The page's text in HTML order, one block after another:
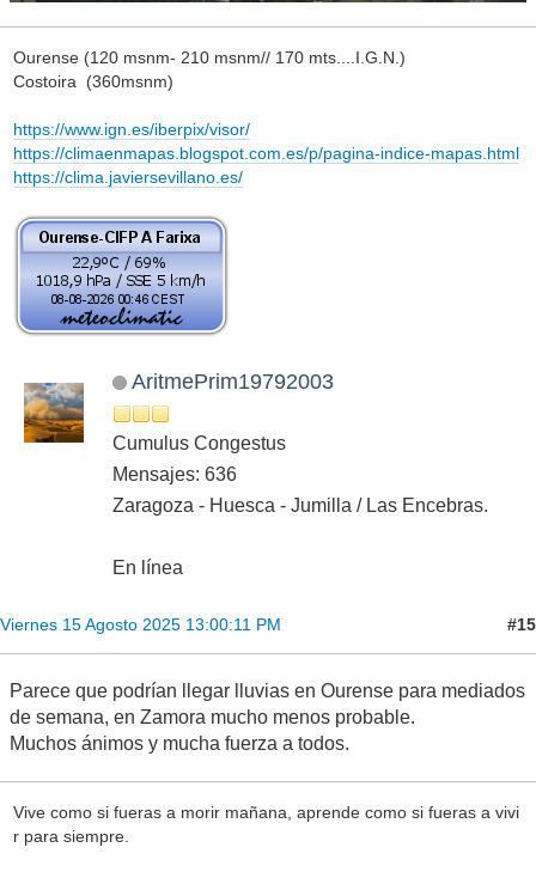
Ourense (120 msnm- 210 msnm// 170 mts....I.G.N.)
Costoira (360msnm)
https://www.ign.es/iberpix/visor/
https://climaenmapas.blogspot.com.es/p/pagina-indice-mapas.html
https://clima.javiersevillano.es/
AritmePrim19792003
Cumulus Congestus
Mensajes: 636
Zaragoza - Huesca - Jumilla / Las Encebras.
En línea
Viernes 15 Agosto 2025 13:00:11 PM #15
Parece que podrían llegar lluvias en Ourense para mediados
de semana, en Zamora mucho menos probable.
Muchos ánimos y mucha fuerza a todos.
Vive como si fueras a morir mañana, aprende como si fueras a vivi
r para siempre.